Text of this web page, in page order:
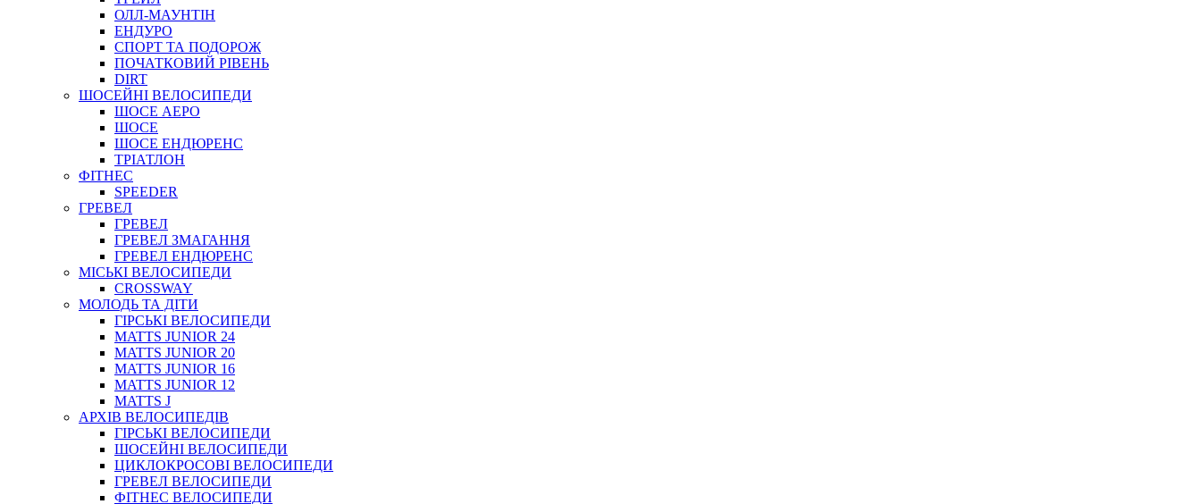
ОЛЛ-МАУНТIН
ЕНДУРО
СПОРТ ТА ПОДОРОЖ
ПОЧАТКОВИЙ РIВЕНЬ
DIRT
ШОСЕЙНІ ВЕЛОСИПЕДИ
ШОСЕ АЕРО
ШОСЕ
ШОСЕ ЕНДЮРЕНС
ТРІАТЛОН
ФІТНЕС
SPEEDER
ГРЕВЕЛ
ГРЕВЕЛ
ГРЕВЕЛ ЗМАГАННЯ
ГРЕВЕЛ ЕНДЮРЕНС
МІСЬКІ ВЕЛОСИПЕДИ
CROSSWAY
МОЛОДЬ ТА ДІТИ
ГIРСЬКI ВЕЛОСИПЕДИ
MATTS JUNIOR 24
MATTS JUNIOR 20
MATTS JUNIOR 16
MATTS JUNIOR 12
MATTS J
АРХIВ ВЕЛОСИПЕДIВ
ГІРСЬКІ ВЕЛОСИПЕДИ
ШОСЕЙНІ ВЕЛОСИПЕДИ
ЦИКЛОКРОСОВІ ВЕЛОСИПЕДИ
ГРЕВЕЛ ВЕЛОСИПЕДИ
ФІТНЕС ВЕЛОСИПЕДИ